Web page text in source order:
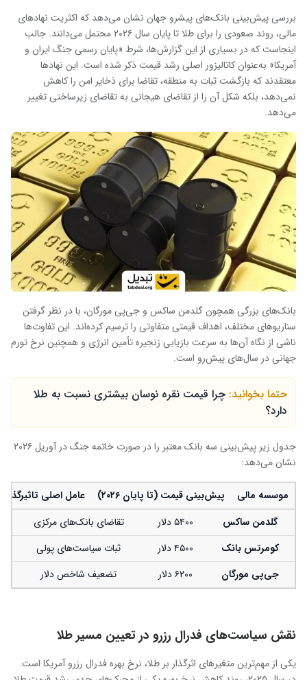
بررسی پیش‌بینی بانک‌های پیشرو جهان نشان می‌دهد که اکثریت نهادهای
مالی، روند صعودی را برای طلا تا پایان سال ۲۰۲۶ محتمل می‌دانند. جالب
اینجاست که در بسیاری از این گزارش‌ها، شرط «پایان رسمی جنگ ایران و
آمریکا» به‌عنوان کاتالیزور اصلی رشد قیمت ذکر شده است. این نهادها
معتقدند که بازگشت ثبات به منطقه، تقاضا برای ذخایر امن را کاهش
نمی‌دهد، بلکه شکل آن را از تقاضای هیجانی به تقاضای زیرساختی تغییر
می‌دهد.
بانک‌های بزرگی همچون گلدمن ساکس و جی‌پی مورگان، با در نظر گرفتن
سناریوهای مختلف، اهداف قیمتی متفاوتی را ترسیم کرده‌اند. این تفاوت‌ها
ناشی از نگاه آن‌ها به سرعت بازیابی زنجیره تأمین انرژی و همچنین نرخ تورم
جهانی در سال‌های پیش‌رو است.
حتما بخوانید: چرا قیمت نقره نوسان بیشتری نسبت به طلا
دارد؟
جدول زیر پیش‌بینی سه بانک معتبر را در صورت خاتمه جنگ در آوریل ۲۰۲۶
نشان می‌دهد:
موسسه مالی پیش‌بینی قیمت (تا پایان ۲۰۲۶)
عامل اصلی تاثیرگذار
گلدمن ساکس
۵۴۰۰ دلار
تقاضای بانک‌های مرکزی
کومرتس بانک
۴۵۰۰ دلار
ثبات سیاست‌های پولی
جی‌پی مورگان
۶۲۰۰ دلار تضعیف شاخص دلار
نقش سیاست‌های فدرال رزرو در تعیین مسیر طلا
یکی از مهم‌ترین متغیرهای اثرگذار بر طلا، نرخ بهره فدرال رزرو آمریکا است.